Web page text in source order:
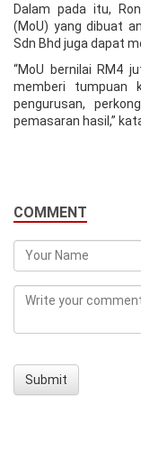
Dalam pada itu,
(MoU) yang dibuat
Sdn Bhd juga dapat
“MoU bernilai RM4
memberi tumpuan
pengurusan,
pemasaran hasil,”
COMMENT
Submit